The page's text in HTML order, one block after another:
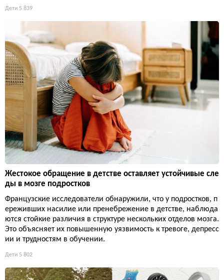
Дети 5 839
Жестокое обращение в детстве оставляет устойчивые сле
ды в мозге подростков
Французские исследователи обнаружили, что у подростков, п
ереживших насилие или пренебрежение в детстве, наблюда
ются стойкие различия в структуре нескольких отделов мозга.
Это объясняет их повышенную уязвимость к тревоге, депресс
ии и трудностям в обучении.
Дети 5 802